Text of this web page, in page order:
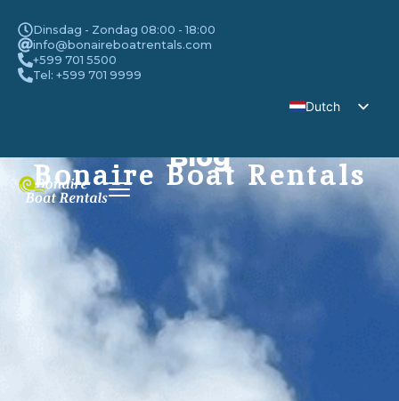
Dinsdag - Zondag 08:00 - 18:00
info@bonaireboatrentals.com
+599 701 5500
Tel: +599 701 9999
Dutch
Blog
Bonaire Boat Rentals